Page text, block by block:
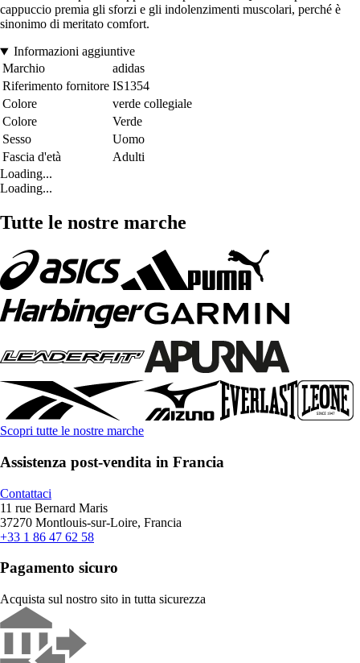
cappuccio premia gli sforzi e gli indolenzimenti muscolari, perché è
sinonimo di meritato comfort.
Informazioni aggiuntive
Marchio
adidas
Riferimento fornitore IS1354
Colore
verde collegiale
Colore
Verde
Sesso
Uomo
Fascia d'età
Adulti
Loading...
Loading...
Tutte le nostre marche
Scopri tutte le nostre marche
Assistenza post-vendita in Francia
Contattaci
11 rue Bernard Maris
37270 Montlouis-sur-Loire, Francia
+33 1 86 47 62 58
Pagamento sicuro
Acquista sul nostro sito in tutta sicurezza